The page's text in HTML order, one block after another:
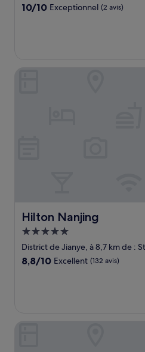
10.0
10/10 Exceptionnel (2 avis)
Hilton Nanjing
Hilton Nanjing
Hébergement
5.0 étoiles
District de Jianye, à 8,7 km de :
8.8
8,8/10 Excellent (132 avis)